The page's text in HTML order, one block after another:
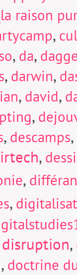
raison
,
, da,
, darwin,
, david,
,
, descamps,
,
,
,
disruption,
, doctrine